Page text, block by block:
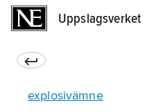
Uppslagsverket
explosivämne